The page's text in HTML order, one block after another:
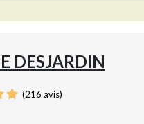
DESJARDIN
(216 avis)